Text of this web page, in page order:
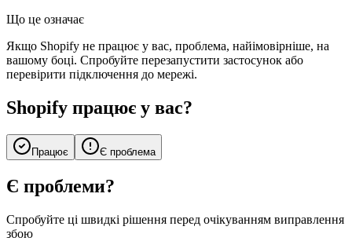
Що це означає
Якщо Shopify не працює у вас, проблема, найімовірніше, на
вашому боці. Спробуйте перезапустити застосунок або
перевірити підключення до мережі.
Shopify працює у вас?
Працює Є проблема
Є проблеми?
Спробуйте ці швидкі рішення перед очікуванням виправлення
збою